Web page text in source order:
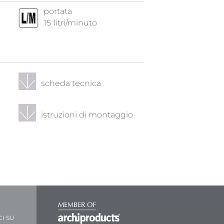
portata
15 litri/minuto
scheda tecnica
istruzioni di montaggio
SU